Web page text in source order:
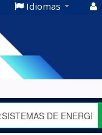
Idiomas